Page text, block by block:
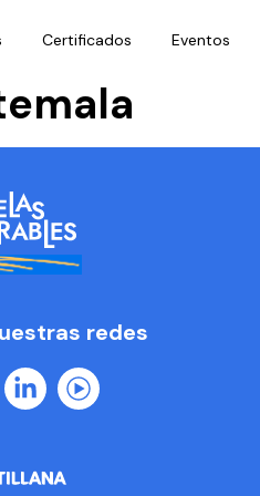
Certificados Eventos
redes